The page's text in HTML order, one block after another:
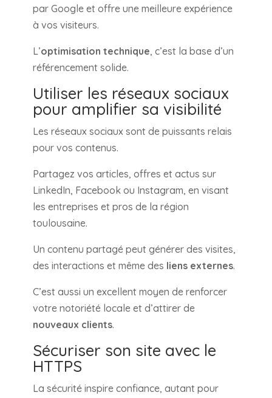
par Google et offre une meilleure expérience
à vos visiteurs.
L’optimisation technique, c’est la base d’un
référencement solide.
Utiliser les réseaux sociaux
pour amplifier sa visibilité
Les réseaux sociaux sont de puissants relais
pour vos contenus.
Partagez vos articles, offres et actus sur
LinkedIn, Facebook ou Instagram, en visant
les entreprises et pros de la région
toulousaine.
Un contenu partagé peut générer des visites,
des interactions et même des liens externes.
C’est aussi un excellent moyen de renforcer
votre notoriété locale et d’attirer de
nouveaux clients.
Sécuriser son site avec le
HTTPS
La sécurité inspire confiance, autant pour